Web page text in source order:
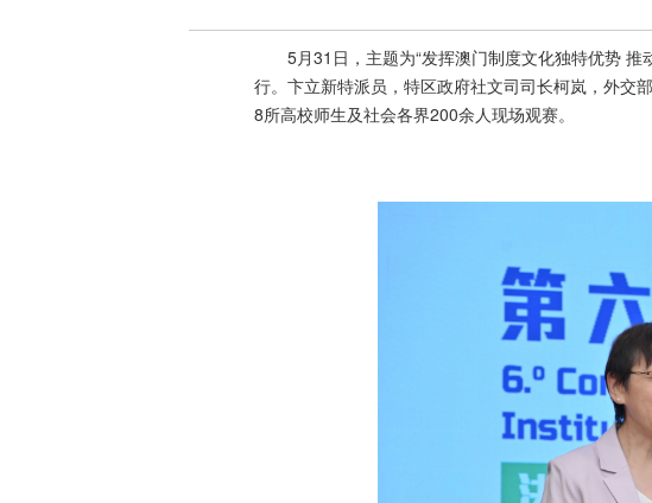
5月31日，主题为“发挥澳门制度文化独特优势
行。卞立新特派员，特区政府社文司司长柯岚，外交
8所高校师生及社会各界200余人现场观赛。